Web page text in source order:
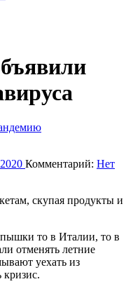
Комментарий: Нет
скупая продукты и
то в Италии, то в
отменять летние
уехать из
кризис.